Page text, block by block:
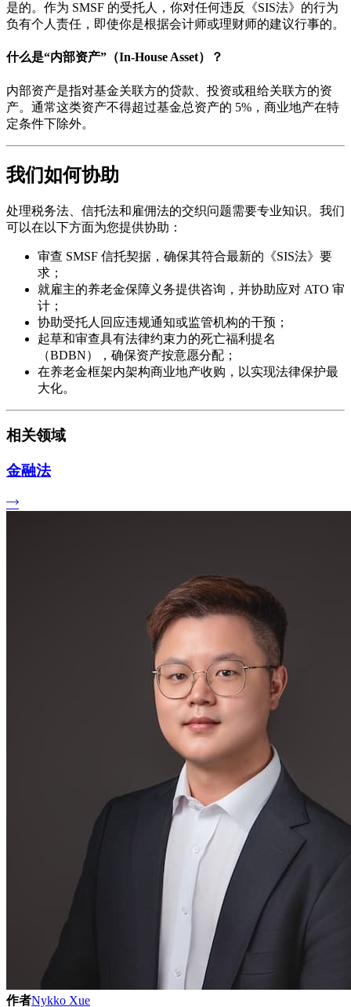
是的。作为 SMSF 的受托人，你对任何违反《SIS法》的行为
负有个人责任，即使你是根据会计师或理财师的建议行事的。
什么是“内部资产”（In-House Asset）？
内部资产是指对基金关联方的贷款、投资或租给关联方的资
产。通常这类资产不得超过基金总资产的 5%，商业地产在特
定条件下除外。
我们如何协助
处理税务法、信托法和雇佣法的交织问题需要专业知识。我们
可以在以下方面为您提供协助：
审查 SMSF 信托契据，确保其符合最新的《SIS法》要
求；
就雇主的养老金保障义务提供咨询，并协助应对 ATO 审
计；
协助受托人回应违规通知或监管机构的干预；
起草和审查具有法律约束力的死亡福利提名
（BDBN），确保资产按意愿分配；
在养老金框架内架构商业地产收购，以实现法律保护最
大化。
相关领域
金融法
作者Nykko Xue